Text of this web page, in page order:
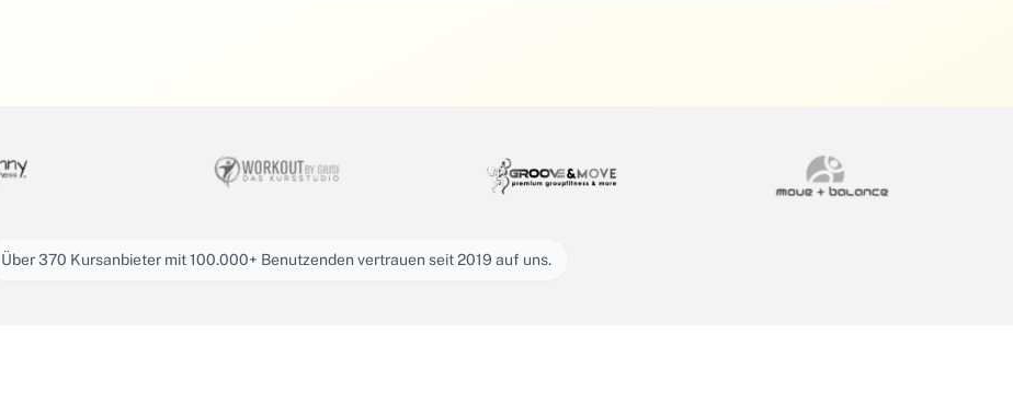
Über 370 Kursanbieter mit 100.000+ Benutzenden vertrauen seit 2019 auf uns.